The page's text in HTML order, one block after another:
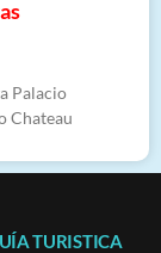
Palacio
Chateau
TURISTICA